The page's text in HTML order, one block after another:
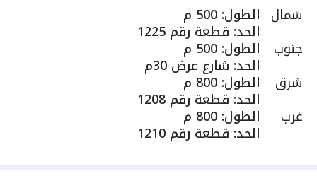
شمال الطول: 500 م
الحد: قطعة رقم 1225
جنوب الطول: 500 م
الحد: شارع عرض 30م
شرق الطول: 800 م
الحد: قطعة رقم 1208
غرب الطول: 800 م
الحد: قطعة رقم 1210